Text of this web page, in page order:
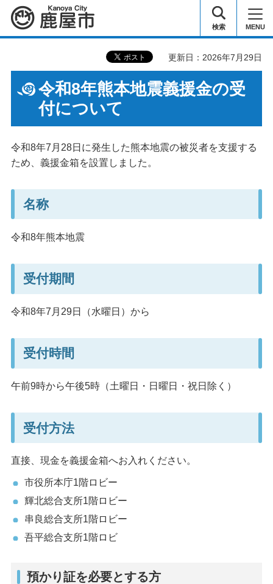
鹿屋市 検索 MENU
更新日：2026年7月29日
令和8年熊本地震義援金の受
付について
令和8年7月28日に発生した熊本地震の被災者を支援する
ため、義援金箱を設置しました。
名称
令和8年熊本地震
受付期間
令和8年7月29日（水曜日）から
受付時間
午前9時から午後5時（土曜日・日曜日・祝日除く）
受付方法
直接、現金を義援金箱へお入れください。
市役所本庁1階ロビー
輝北総合支所1階ロビー
串良総合支所1階ロビー
吾平総合支所1階ロビ
預かり証を必要とする方